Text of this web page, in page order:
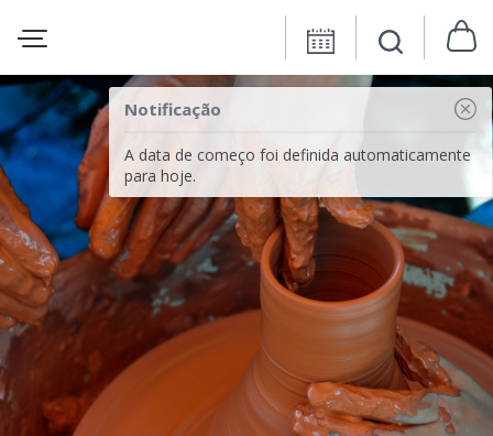
Notificação
A data de começo foi definida automaticamente
para hoje.